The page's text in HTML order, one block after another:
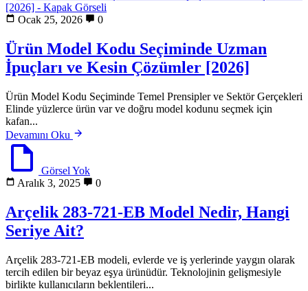
Ocak 25, 2026 0
Ürün Model Kodu Seçiminde Uzman
İpuçları ve Kesin Çözümler [2026]
Ürün Model Kodu Seçiminde Temel Prensipler ve Sektör Gerçekleri
Elinde yüzlerce ürün var ve doğru model kodunu seçmek için
kafan...
Devamını Oku
Görsel Yok
Aralık 3, 2025
0
Arçelik 283-721-EB Model Nedir, Hangi
Seriye Ait?
Arçelik 283-721-EB modeli, evlerde ve iş yerlerinde yaygın olarak
tercih edilen bir beyaz eşya ürünüdür. Teknolojinin gelişmesiyle
birlikte kullanıcıların beklentileri...